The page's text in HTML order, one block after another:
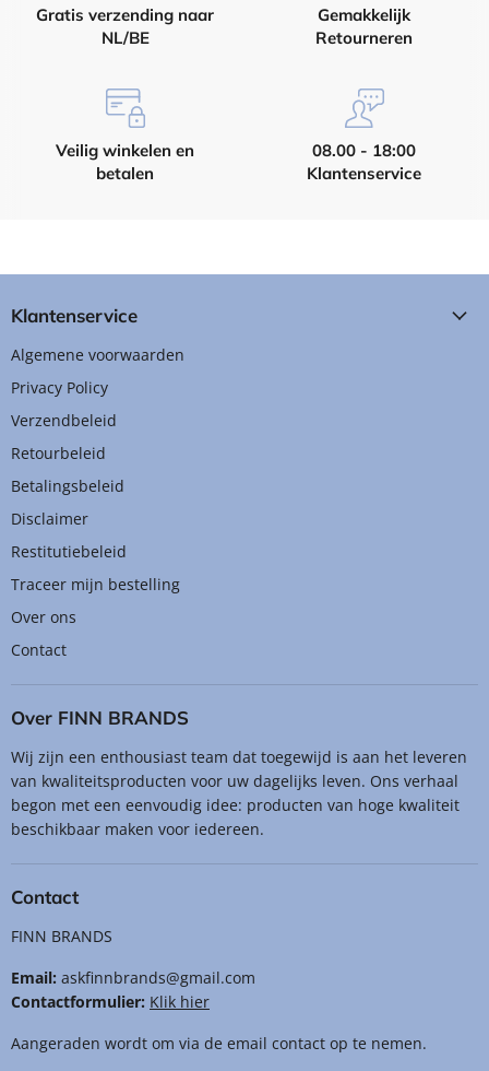
Gratis verzending naar
NL/BE
Gemakkelijk
Retourneren
Veilig winkelen en
betalen
08.00 - 18:00
Klantenservice
Klantenservice
Algemene voorwaarden
Privacy Policy
Verzendbeleid
Retourbeleid
Betalingsbeleid
Disclaimer
Restitutiebeleid
Traceer mijn bestelling
Over ons
Contact
Over FINN BRANDS
Wij zijn een enthousiast team dat toegewijd is aan het leveren
van kwaliteitsproducten voor uw dagelijks leven. Ons verhaal
begon met een eenvoudig idee: producten van hoge kwaliteit
beschikbaar maken voor iedereen.
Contact
FINN BRANDS
Email: askfinnbrands@gmail.com
Contactformulier: Klik hier
Aangeraden wordt om via de email contact op te nemen.